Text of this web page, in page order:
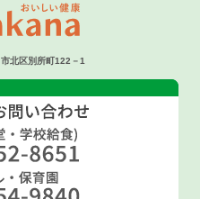
北区別所町122－1